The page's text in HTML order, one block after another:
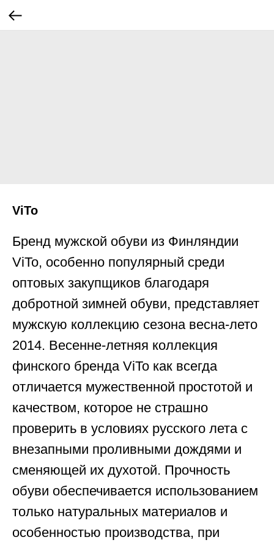
ViTo
Бренд мужской обуви из Финляндии
ViTo, особенно популярный среди
оптовых закупщиков благодаря
добротной зимней обуви, представляет
мужскую коллекцию сезона весна-лето
2014. Весенне-летняя коллекция
финского бренда ViTo как всегда
отличается мужественной простотой и
качеством, которое не страшно
проверить в условиях русского лета с
внезапными проливными дождями и
сменяющей их духотой. Прочность
обуви обеспечивается использованием
только натуральных материалов и
особенностью производства, при